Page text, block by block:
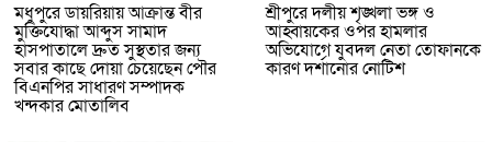
মধুপুরে ডায়রিয়ায় আক্রান্ত বীর
মুক্তিযোদ্ধা আব্দুস সামাদ
হাসপাতালে দ্রুত সুস্থতার জন্য
সবার কাছে দোয়া চেয়েছেন পৌর
বিএনপির সাধারণ সম্পাদক
খন্দকার মোতালিব
শ্রীপুরে দলীয় শৃঙ্খলা ভঙ্গ ও
আহ্বায়কের ওপর হামলার
অভিযোগে যুবদল নেতা তোফানকে
কারণ দর্শানোর নোটিশ